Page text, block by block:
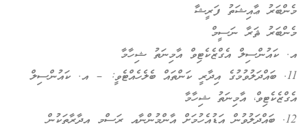
މެންބަރު ޢާއިޝަތު ފަރީޝާ
މެންބަރު ޘަރާ ނަސީމް
އ. ކައުންސިލް އެގްޒެކެޓިވް އާމިނަތު ޝިހާމާ
11. ބައްދަލުވުމުގެ އިދާރީ ކަންތައް ބެލެހެއްޓެވީ: – އ. ކައުންސިލް
އެގްޒެކެޓިވް، އާމިނަތު ޝިހާމާ